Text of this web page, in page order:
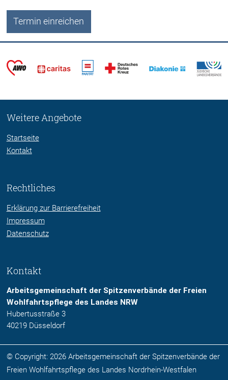
Termin einreichen
Weitere Angebote
Startseite
Kontakt
Rechtliches
Erklärung zur Barrierefreiheit
Impressum
Datenschutz
Kontakt
Arbeitsgemeinschaft der Spitzenverbände der Freien
Wohlfahrtspflege des Landes NRW
Hubertusstraße 3
40219 Düsseldorf
© Copyright: 2026 Arbeitsgemeinschaft der Spitzenverbände der
Freien Wohlfahrtspflege des Landes Nordrhein-Westfalen